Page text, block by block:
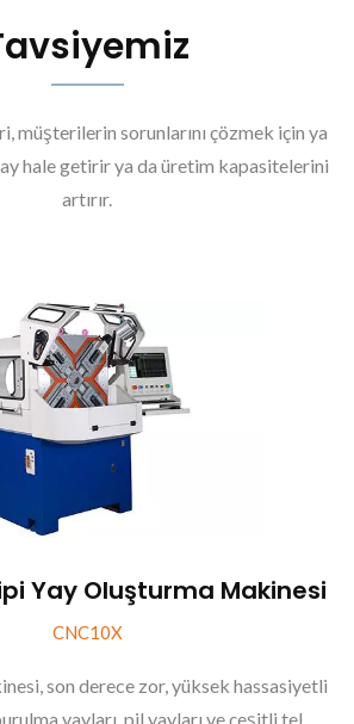
müşterilerin sorunlarını çözmek için ya
hale getirir ya da üretim kapasitelerini
artırır.
Yay Oluşturma Makinesi
CNC10X
son derece zor, yüksek hassasiyetli
yayları, pil yayları ve çeşitli tel